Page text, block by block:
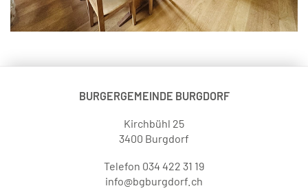
BURGERGEMEINDE BURGDORF
Kirchbühl 25
3400 Burgdorf
Telefon 034 422 31 19
info@bgburgdorf.ch